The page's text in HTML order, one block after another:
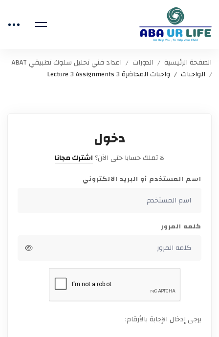
الصفحة الرئيسية الدورات
اعداد فني تحليل سلوك تطبيقي ABAT
الواجبات
واجبات المحاضرة 3 Lecture 3 Assignments
دخول
لا تملك حسابا حتى الآن؟ اشترك مجانا
اسم المستخدم أو البريد الالكتروني
كلمه المرور
يرجى إدخال الإجابة بالأرقام: